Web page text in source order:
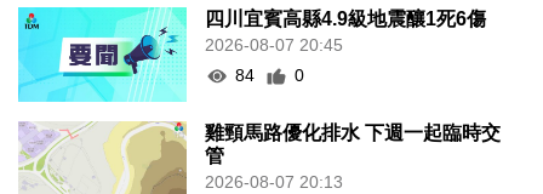
四川宜賓高縣4.9級地震釀1死6傷
2026-08-07 20:45
84
0
雞頸馬路優化排水 下週一起臨時交
管
2026-08-07 20:13